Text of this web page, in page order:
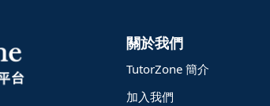
關於我們
TutorZone 簡介
加入我們